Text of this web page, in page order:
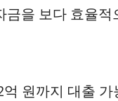
금을 보다 효율
억 원까지 대출 가